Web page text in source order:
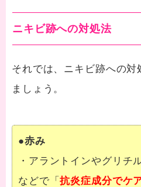
ニキビ跡への対処法
それでは、ニキビ跡への対
ましょう。
●赤み
・アラントインやグリチ
などで「抗炎症成分でケ